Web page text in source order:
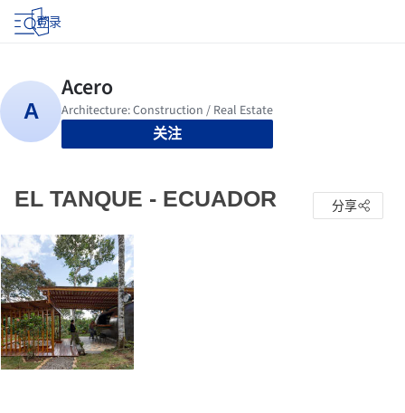
登录
关注
EL TANQUE - ECUADOR 分享